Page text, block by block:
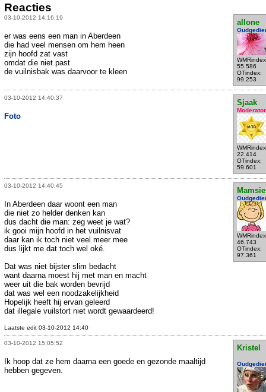
Reacties
03-10-2012 14:16:19
allone
55.586
OTindex:
99.253
er was eens een man in Aberdeen
die had veel mensen om hem heen
zijn hoofd zat vast
omdat die niet past
de vuilnisbak was daarvoor te kleen
03-10-2012 14:40:37
Sjaak
Moderator
22.414
OTindex:
59.601
Foto
03-10-2012 14:40:45
Mamsie
46.743
OTindex:
97.361
In Aberdeen daar woont een man
die niet zo helder denken kan
dus dacht die man: zeg weet je wat?
ik gooi mijn hoofd in het vuilnisvat
daar kan ik toch niet veel meer mee
dus lijkt me dat toch wel oké.
Dat was niet bijster slim bedacht
want daarna moest hij met man en macht
weer uit die bak worden bevrijd
dat was wel een noodzakelijkheid
Hopelijk heeft hij ervan geleerd
dat illegale vuilstort niet wordt gewaardeerd!
Laatste edit 03-10-2012 14:40
03-10-2012 15:05:52
Kristel
Ik hoop dat ze hem daarna een goede en gezonde maaltijd
hebben gegeven.